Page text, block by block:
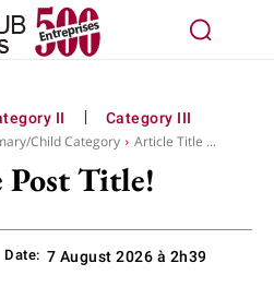
II Category III
Child Category Article Title ...
Post Title!
Date: 7 August 2026 à 2h39